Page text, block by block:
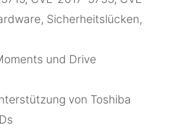
, Sicherheitslücken,
und Drive
von Toshiba